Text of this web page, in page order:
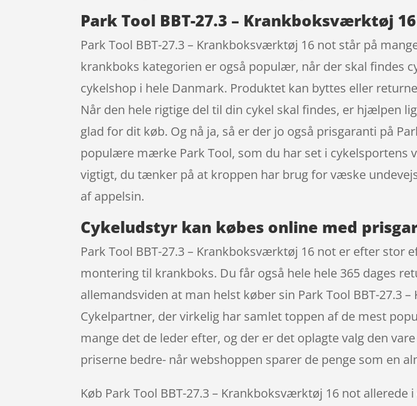
Park Tool BBT-27.3 – Krankboksværktøj
Park Tool BBT-27.3 – Krankboksværktøj 16 not står på
krankboks kategorien er også populær, når der skal findes
cykelshop i hele Danmark. Produktet kan byttes eller
Når den hele rigtige del til din cykel skal findes, er hjælpen
glad for dit køb. Og nå ja, så er der jo også prisgaranti på
populære mærke Park Tool, som du har set i cykelsportens
vigtigt, du tænker på at kroppen har brug for væske
af appelsin.
Cykeludstyr kan købes online med
Park Tool BBT-27.3 – Krankboksværktøj 16 not er efter
montering til krankboks. Du får også hele hele 365 dages
allemandsviden at man helst køber sin Park Tool BBT-27.3
Cykelpartner, der virkelig har samlet toppen af de mest
mange det de leder efter, og der er det oplagte valg den
priserne bedre- når webshoppen sparer de penge som en
Køb Park Tool BBT-27.3 – Krankboksværktøj 16 not